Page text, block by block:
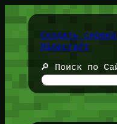
содержимому
Создать
Minecraft
🔎 Поиск по